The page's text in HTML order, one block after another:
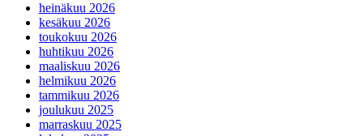
heinäkuu 2026
kesäkuu 2026
toukokuu 2026
huhtikuu 2026
maaliskuu 2026
helmikuu 2026
tammikuu 2026
joulukuu 2025
marraskuu 2025